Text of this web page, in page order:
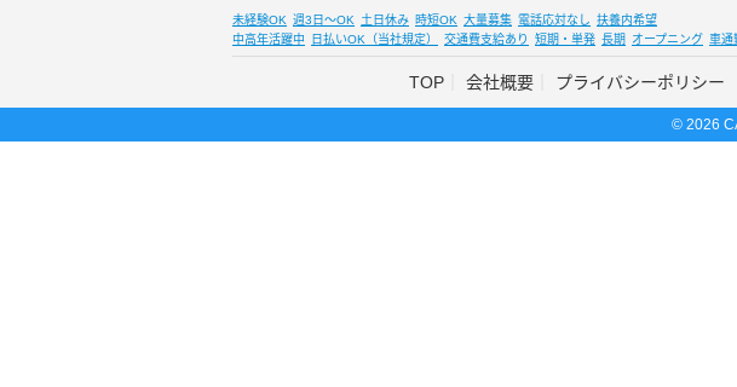
未経験OK 週3日～OK 土日休み 時短OK 大量募集 電話応対なし 扶養内希望
中高年活躍中
日払いOK（当社規定） 交通費支給あり 短期・単発 長期 オープニング 車通
TOP 会社概要 プライバシーポリシー
© 2026